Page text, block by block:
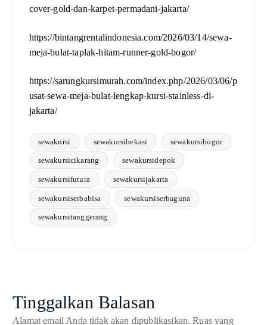
cover-gold-dan-karpet-permadani-jakarta/
https://bintangrentalindonesia.com/2026/03/14/sewa-
meja-bulat-taplak-hitam-runner-gold-bogor/
https://sarungkursimurah.com/index.php/2026/03/06/p
usat-sewa-meja-bulat-lengkap-kursi-stainless-di-
jakarta/
sewakursi sewakursibekasi sewakursibogor
sewakursicikarang sewakursidepok
sewakursifutura sewakursijakarta
sewakursiserbabisa sewakursiserbaguna
sewakursitanggerang
Tinggalkan Balasan
Alamat email Anda tidak akan dipublikasikan. Ruas yang